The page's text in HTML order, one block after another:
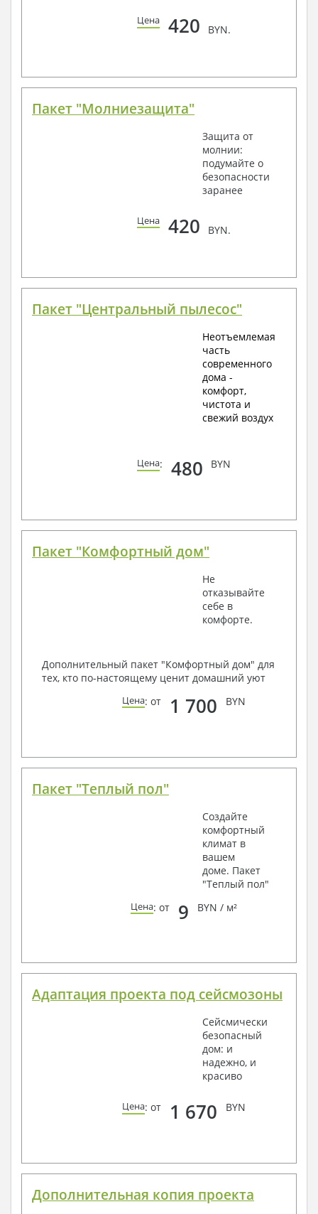
Цена 420 BYN.
Пакет "Молниезащита"
Защита от
молнии:
подумайте о
безопасности
заранее
Цена 420 BYN.
Пакет "Центральный пылесос"
Неотъемлемая
часть
современного
дома -
комфорт,
чистота и
свежий воздух
Цена: 480 BYN
Пакет "Комфортный дом"
Не
отказывайте
себе в
комфорте.
Дополнительный пакет "Комфортный дом" для
тех, кто по-настоящему ценит домашний уют
Цена: от 1 700 BYN
Пакет "Теплый пол"
Создайте
комфортный
климат в
вашем
доме. Пакет
"Теплый пол"
Цена: от 9 BYN / м²
Адаптация проекта под сейсмозоны
Сейсмически
безопасный
дом: и
надежно, и
красиво
Цена: от 1 670 BYN
Дополнительная копия проекта